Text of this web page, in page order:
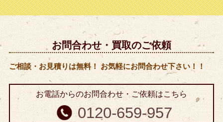
お問合わせ・買取のご依頼
ご相談・お見積りは無料！ お気軽にお問合わせ下さい！！
お電話からのお問合わせ・ご依頼はこちら
0120-659-957